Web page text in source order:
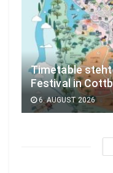
Timetable steht
Festival in
6. AUGUST 2026